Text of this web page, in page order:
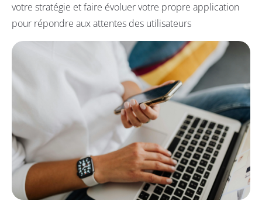
votre stratégie et faire évoluer votre propre application
pour répondre aux attentes des utilisateurs